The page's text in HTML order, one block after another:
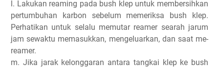
l. Lakukan reaming pada bush klep untuk membersihkan
pertumbuhan karbon sebelum memeriksa bush klep.
Perhatikan untuk selalu memutar reamer searah jarum
jam sewaktu memasukkan, mengeluarkan, dan saat me-
reamer.
m. Jika jarak kelonggaran antara tangkai klep ke bush